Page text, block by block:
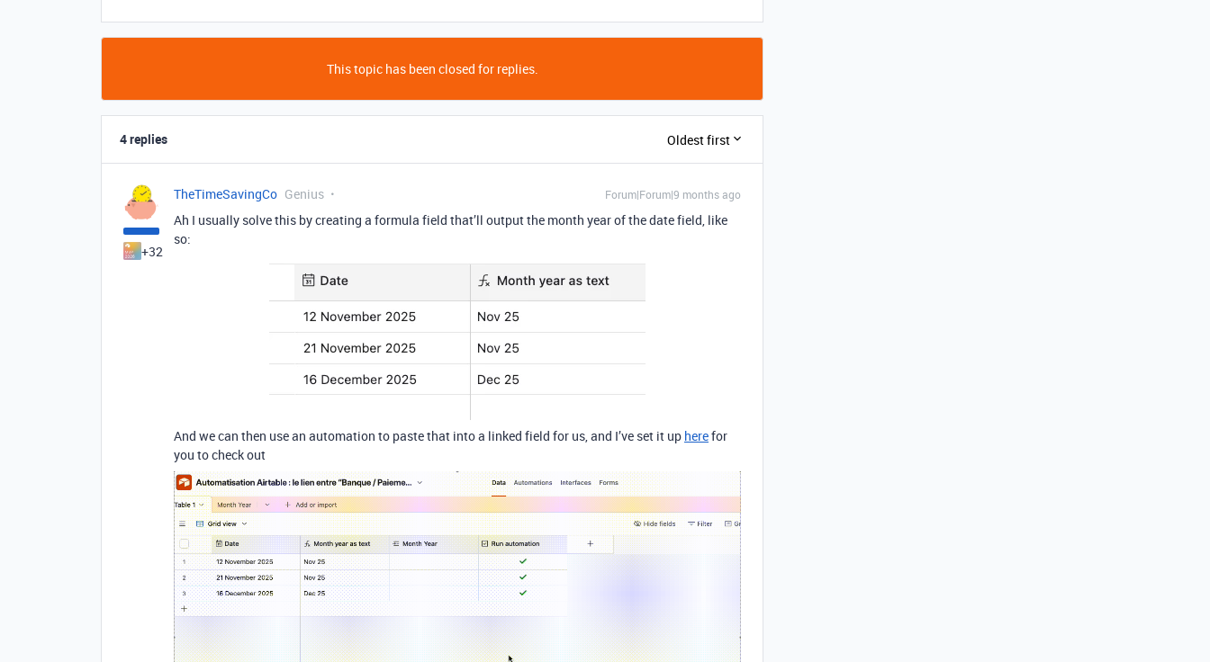
This topic has been closed for replies.
4 replies Oldest first
+32
TheTimeSavingCo Genius Forum|Forum|9 months ago
Ah I usually solve this by creating a formula field that’ll output the month year of the date field, like
so:
And we can then use an automation to paste that into a linked field for us, and I’ve set it up herefor
you to check out